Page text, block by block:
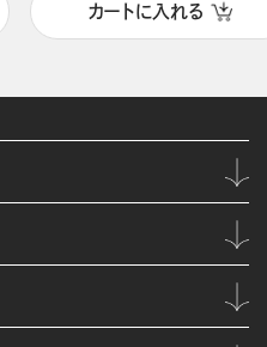
カートに入れる